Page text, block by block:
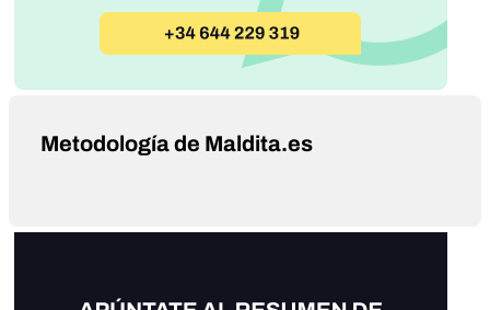
Metodología de Maldita.es